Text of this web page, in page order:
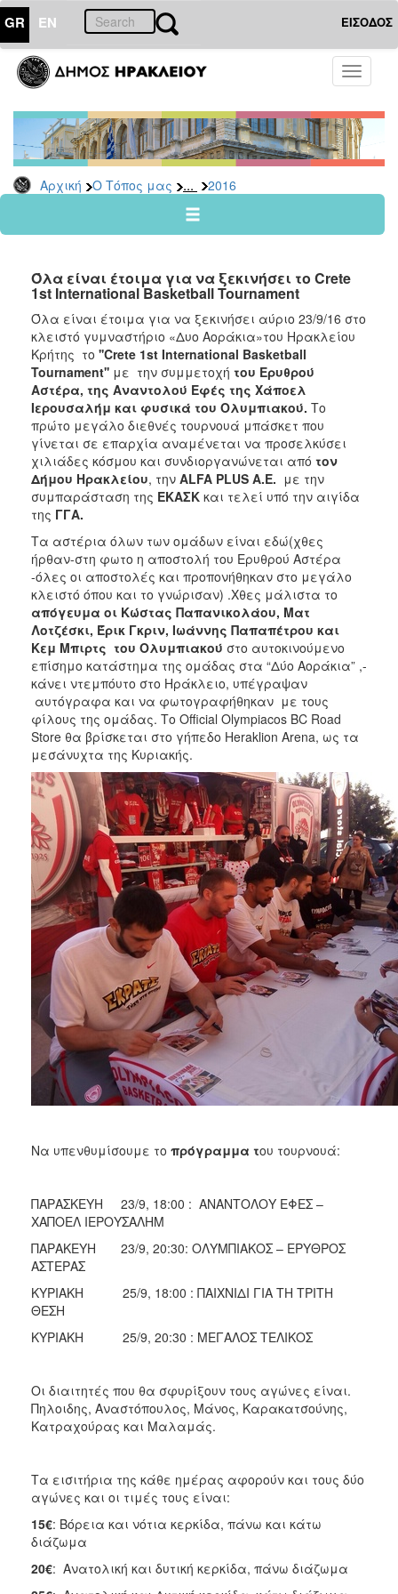
GR EN ΕΙΣΟΔΟΣ
Toggle
Αρχική Ο Τόπος μας ... 2016
ΤΟΠΟΣ
ΜΑΣ
Ανακοινώσεις
Αρχείο
2026
2024
2022
2021
2020
2019
2018
2017
2016
2015
2012
ΔΗΜΟΣ
ΠΟΛΙΤΙΣΜΟΣ
ΑΝΘΕΚΤΙΚΗ
ΠΟΛΗ
Όλα είναι έτοιμα για να ξεκινήσει το Crete
1st International Basketball Tournament
Όλα είναι έτοιμα για να ξεκινήσει αύριο 23/9/16 στο
κλειστό γυμναστήριο «Δυο Αοράκια»του Ηρακλείου
Κρήτης το ''Crete 1st International Basketball
Tournament'' με την συμμετοχή του Ερυθρού
Αστέρα, της Αναντολού Εφές της Χάποελ
Ιερουσαλήμ και φυσικά του Ολυμπιακού. Το
πρώτο μεγάλο διεθνές τουρνουά μπάσκετ που
γίνεται σε επαρχία αναμένεται να προσελκύσει
χιλιάδες κόσμου και συνδιοργανώνεται από τον
Δήμου Ηρακλείου, την ALFA PLUS Α.Ε. με την
συμπαράσταση της ΕΚΑΣΚ και τελεί υπό την αιγίδα
της ΓΓΑ.
Τα αστέρια όλων των ομάδων είναι εδώ(χθες
ήρθαν-στη φωτο η αποστολή του Ερυθρού Αστέρα
-όλες οι αποστολές και προπονήθηκαν στο μεγάλο
κλειστό όπου και το γνώρισαν) .Χθες μάλιστα το
απόγευμα οι Κώστας Παπανικολάου, Ματ
Λοτζέσκι, Έρικ Γκριν, Ιωάννης Παπαπέτρου και
Κεμ Μπιρτς του Ολυμπιακού στο αυτοκινούμενο
επίσημο κατάστημα της ομάδας στα “Δύο Αοράκια” ,-
κάνει ντεμπόυτο στο Ηράκλειο, υπέγραψαν
αυτόγραφα και να φωτογραφήθηκαν με τους
φίλους της ομάδας. Το Official Olympiacos BC Road
Store θα βρίσκεται στο γήπεδο Heraklion Arena, ως τα
μεσάνυχτα της Κυριακής.
Να υπενθυμίσουμε το πρόγραμμα του τουρνουά:
ΠΑΡΑΣΚΕΥΗ 23/9, 18:00 : ΑΝΑΝΤΟΛΟΥ ΕΦΕΣ –
ΧΑΠΟΕΛ ΙΕΡΟΥΣΑΛΗΜ
ΠΑΡΑΚΕΥΗ 23/9, 20:30: ΟΛΥΜΠΙΑΚΟΣ – ΕΡΥΘΡΟΣ
ΑΣΤΕΡΑΣ
ΚΥΡΙΑΚΗ 25/9, 18:00 : ΠΑΙΧΝΙΔΙ ΓΙΑ ΤΗ ΤΡΙΤΗ
ΘΕΣΗ
ΚΥΡΙΑΚΗ 25/9, 20:30 : ΜΕΓΑΛΟΣ ΤΕΛΙΚΟΣ
Οι διαιτητές που θα σφυρίξουν τους αγώνες είναι.
Πηλοιδης, Αναστόπουλος, Μάνος, Καρακατσούνης,
Κατραχούρας και Μαλαμάς.
Τα εισιτήρια της κάθε ημέρας αφορούν και τους δύο
αγώνες και οι τιμές τους είναι:
15€: Βόρεια και νότια κερκίδα, πάνω και κάτω
διάζωμα
20€: Ανατολική και δυτική κερκίδα, πάνω διάζωμα